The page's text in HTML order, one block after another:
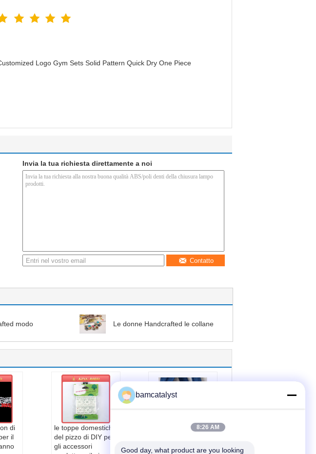
Logo Gym Sets Solid Pattern Quick Dry One Piece
Invia la tua richiesta direttamente a noi
Contatto
modo Le donne Handcrafted le collane
di
il
le toppe domestiche
del pizzo di DIY per
gli accessori
Denti di nylon blu
lampo
bamcatalyst
8:26 AM
Good day, what product are you looking